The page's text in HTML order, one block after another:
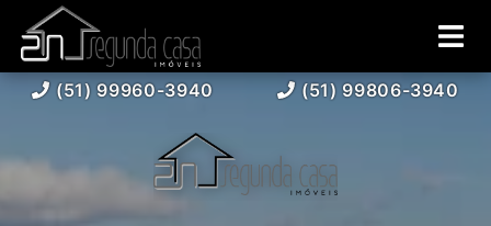
(51) 99960-3940 (51) 99806-3940